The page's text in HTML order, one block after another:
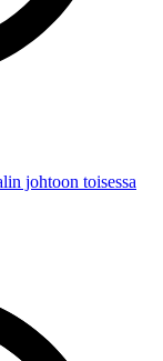
johtoon toisessa